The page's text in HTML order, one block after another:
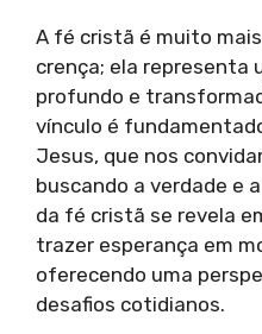
A fé cristã é muito
crença; ela representa
profundo e
vínculo é
Jesus, que nos
buscando a verdade e
da fé cristã se revela
trazer esperança em
oferecendo uma
desafios cotidianos.